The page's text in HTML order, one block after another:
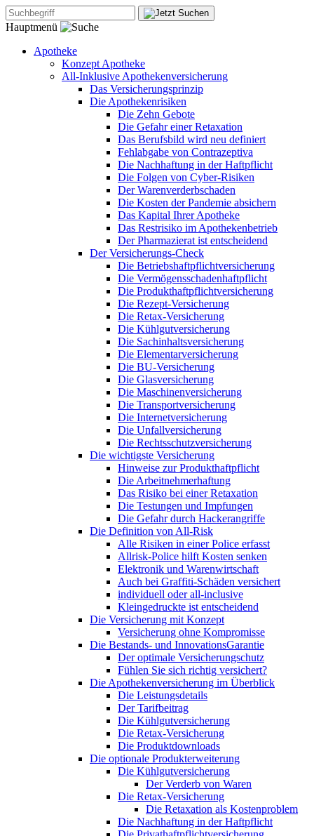
Hauptmenü
Apotheke
Konzept Apotheke
All-Inklusive Apothekenversicherung
Das Versicherungsprinzip
Die Apothekenrisiken
Die Zehn Gebote
Die Gefahr einer Retaxation
Das Berufsbild wird neu definiert
Fehlabgabe von Contrazeptiva
Die Nachhaftung in der Haftpflicht
Die Folgen von Cyber-Risiken
Der Warenverderbschaden
Die Kosten der Pandemie absichern
Das Kapital Ihrer Apotheke
Das Restrisiko im Apothekenbetrieb
Der Pharmazierat ist entscheidend
Der Versicherungs-Check
Die Betriebshaftpflichtversicherung
Die Vermögensschadenhaftpflicht
Die Produkthaftpflichtversicherung
Die Rezept-Versicherung
Die Retax-Versicherung
Die Kühlgutversicherung
Die Sachinhaltsversicherung
Die Elementarversicherung
Die BU-Versicherung
Die Glasversicherung
Die Maschinenversicherung
Die Transportversicherung
Die Internetversicherung
Die Unfallversicherung
Die Rechtsschutzversicherung
Die wichtigste Versicherung
Hinweise zur Produkthaftpflicht
Die Arbeitnehmerhaftung
Das Risiko bei einer Retaxation
Die Testungen und Impfungen
Die Gefahr durch Hackerangriffe
Die Definition von All-Risk
Alle Risiken in einer Police erfasst
Allrisk-Police hilft Kosten senken
Elektronik und Warenwirtschaft
Auch bei Graffiti-Schäden versichert
individuell oder all-inclusive
Kleingedruckte ist entscheidend
Die Versicherung mit Konzept
Versicherung ohne Kompromisse
Die Bestands- und InnovationsGarantie
Der optimale Versicherungschutz
Fühlen Sie sich richtig versichert?
Die Apothekenversicherung im Überblick
Die Leistungsdetails
Der Tarifbeitrag
Die Kühlgutversicherung
Die Retax-Versicherung
Die Produktdownloads
Die optionale Produkterweiterung
Die Kühlgutversicherung
Der Verderb von Waren
Die Retax-Versicherung
Die Retaxation als Kostenproblem
Die Nachhaftung in der Haftpflicht